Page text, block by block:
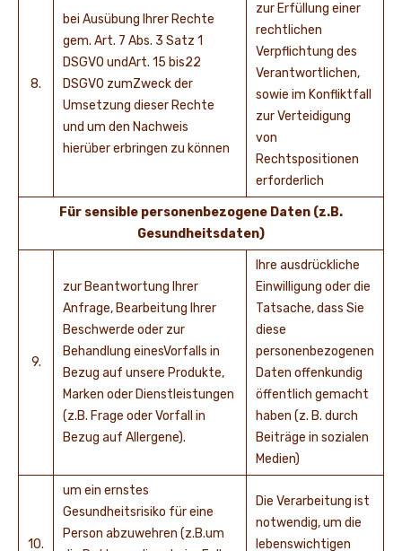
8.
bei Ausübung Ihrer Rechte
gem. Art. 7 Abs. 3 Satz 1
DSGVO undArt. 15 bis22
DSGVO zumZweck der
Umsetzung dieser Rechte
und um den Nachweis
hierüber erbringen zu können
zur Erfüllung einer
rechtlichen
Verpflichtung des
Verantwortlichen,
sowie im Konfliktfall
zur Verteidigung
von
Rechtspositionen
erforderlich
Für sensible personenbezogene Daten (z.B.
Gesundheitsdaten)
9.
zur Beantwortung Ihrer
Anfrage, Bearbeitung Ihrer
Beschwerde oder zur
Behandlung einesVorfalls in
Bezug auf unsere Produkte,
Marken oder Dienstleistungen
(z.B. Frage oder Vorfall in
Bezug auf Allergene).
Ihre ausdrückliche
Einwilligung oder die
Tatsache, dass Sie
diese
personenbezogenen
Daten offenkundig
öffentlich gemacht
haben (z. B. durch
Beiträge in sozialen
Medien)
10.
um ein ernstes
Gesundheitsrisiko für eine
Person abzuwehren (z.B.um
Die Verarbeitung ist
notwendig, um die
lebenswichtigen